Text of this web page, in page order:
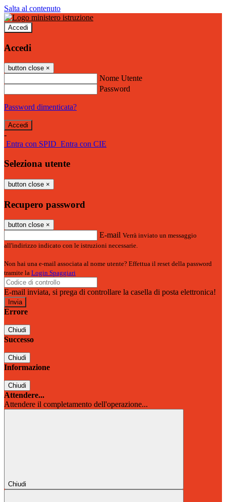
Salta al contenuto
Accedi
Accedi
button close ×
Nome Utente
Password
Password dimenticata?
-
Entra con SPID Entra con CIE
Seleziona utente
button close ×
Recupero password
button close ×
E-mail Verrà inviato un messaggio
all'indirizzo indicato con le istruzioni necessarie.
Non hai una e-mail associata al nome utente? Effettua il reset della password
tramite la Login Spaggiari
E-mail inviata, si prega di controllare la casella di posta elettronica!
Errore
Chiudi
Successo
Chiudi
Informazione
Chiudi
Attendere...
Attendere il completamento dell'operazione...
Chiudi